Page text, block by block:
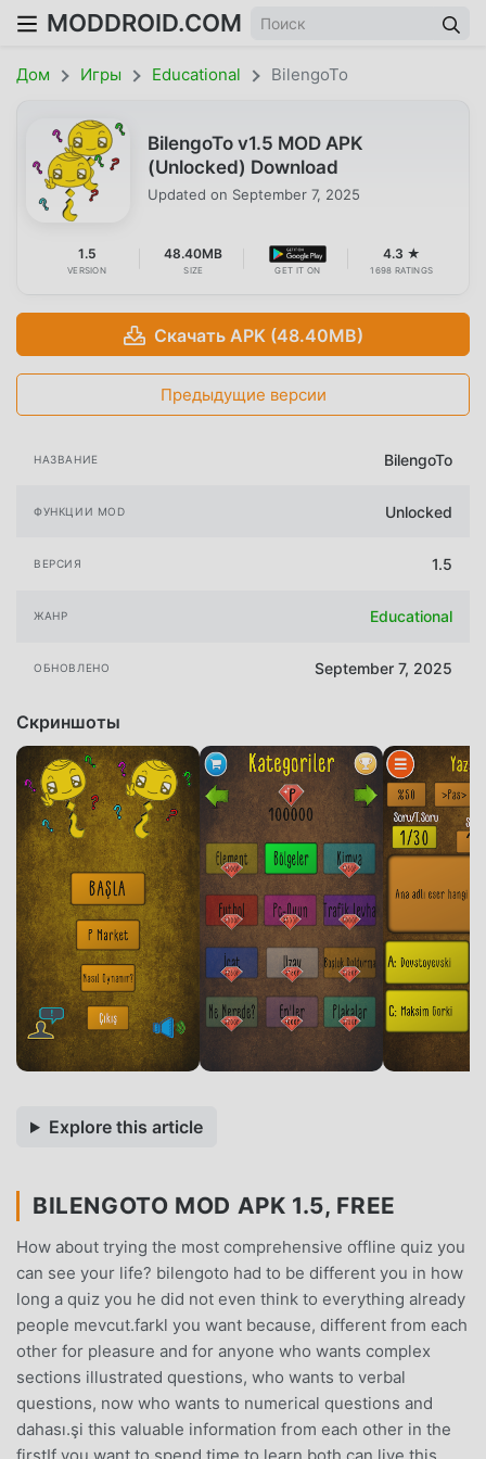
MODDROID.COM
Дом Игры Educational BilengoTo
BilengoTo v1.5 MOD APK
(Unlocked) Download
Updated on September 7, 2025
1.5
VERSION
48.40MB
SIZE GET IT ON
4.3 ★
1698 RATINGS
Скачать APK (48.40MB)
Предыдущие версии
НАЗВАНИЕ BilengoTo
ФУНКЦИИ MOD Unlocked
ВЕРСИЯ 1.5
ЖАНР Educational
ОБНОВЛЕНО September 7, 2025
Скриншоты
Explore this article
BILENGOTO MOD APK 1.5, FREE
How about trying the most comprehensive offline quiz you
can see your life? bilengoto had to be different you in how
long a quiz you he did not even think to everything already
people mevcut.farkl you want because, different from each
other for pleasure and for anyone who wants complex
sections illustrated questions, who wants to verbal
questions, now who wants to numerical questions and
dahası.şi this valuable information from each other in the